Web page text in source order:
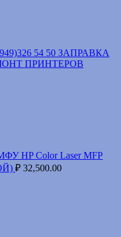
54 50 ЗАПРАВКА
ПРИНТЕРОВ
HP Color Laser MFP
₽ 32,500.00